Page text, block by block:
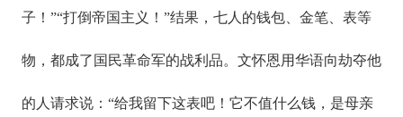
子！”“打倒帝国主义！”结果，七人的钱包、金笔、表等
物，都成了国民革命军的战利品。文怀恩用华语向劫夺他
的人请求说：“给我留下这表吧！它不值什么钱，是母亲